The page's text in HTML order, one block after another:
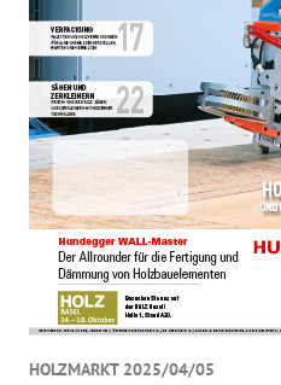
HOLZMARKT 2025/04/05